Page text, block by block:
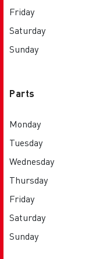
Friday
Saturday
Sunday
Parts
Monday
Tuesday
Wednesday
Thursday
Friday
Saturday
Sunday